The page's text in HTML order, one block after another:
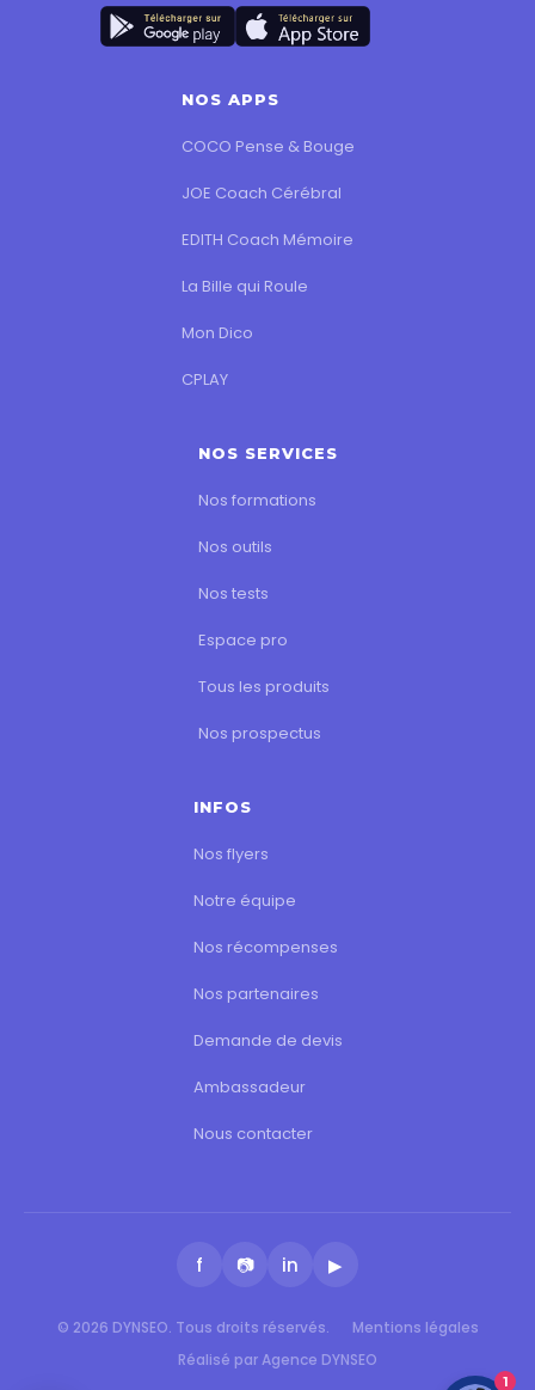
NOS APPS
COCO Pense & Bouge
JOE Coach Cérébral
EDITH Coach Mémoire
La Bille qui Roule
Mon Dico
CPLAY
NOS SERVICES
Nos formations
Nos outils
Nos tests
Espace pro
Tous les produits
Nos prospectus
INFOS
Nos flyers
Notre équipe
Nos récompenses
Nos partenaires
Demande de devis
Ambassadeur
Nous contacter
f 📷 in ▶
© 2026 DYNSEO. Tous droits réservés.
Mentions légales
Réalisé par Agence DYNSEO
1